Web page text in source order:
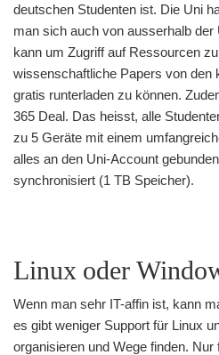
deutschen Studenten ist. Die Uni
man sich auch von ausserhalb
kann um Zugriff auf Ressourcen
wissenschaftliche Papers von den
gratis runterladen zu können.
365 Deal. Das heisst, alle
zu 5 Geräte mit einem
alles an den Uni-Account
synchronisiert (1 TB Speicher).
Linux oder
Wenn man sehr IT-affin ist, kann
es gibt weniger Support für Linux
organisieren und Wege finden.